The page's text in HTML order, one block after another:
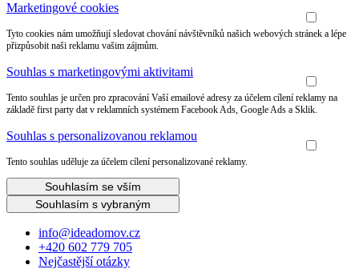
Marketingové cookies
Tyto cookies nám umožňují sledovat chování návštěvníků našich webových stránek a lépe
přizpůsobit naši reklamu vašim zájmům.
Souhlas s marketingovými aktivitami
Tento souhlas je určen pro zpracování Vaší emailové adresy za účelem cílení reklamy na
základě first party dat v reklamních systémem Facebook Ads, Google Ads a Sklik.
Souhlas s personalizovanou reklamou
Tento souhlas uděluje za účelem cílení personalizované reklamy.
Souhlasím se vším
Souhlasím s vybraným
info@ideadomov.cz
+420 602 779 705
Nejčastější otázky